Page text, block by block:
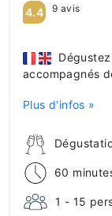
60
1 - 15
accompagnés
Plus d'infos »
4.4 9 avis